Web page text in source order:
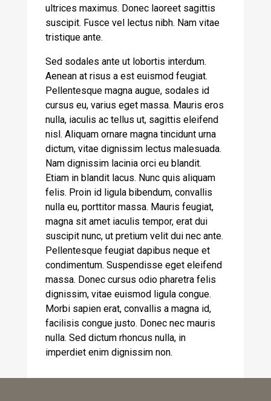
ultrices maximus. Donec laoreet sagittis
suscipit. Fusce vel lectus nibh. Nam vitae
tristique ante.
Sed sodales ante ut lobortis interdum.
Aenean at risus a est euismod feugiat.
Pellentesque magna augue, sodales id
cursus eu, varius eget massa. Mauris eros
nulla, iaculis ac tellus ut, sagittis eleifend
nisl. Aliquam ornare magna tincidunt urna
dictum, vitae dignissim lectus malesuada.
Nam dignissim lacinia orci eu blandit.
Etiam in blandit lacus. Nunc quis aliquam
felis. Proin id ligula bibendum, convallis
nulla eu, porttitor massa. Mauris feugiat,
magna sit amet iaculis tempor, erat dui
suscipit nunc, ut pretium velit dui nec ante.
Pellentesque feugiat dapibus neque et
condimentum. Suspendisse eget eleifend
massa. Donec cursus odio pharetra felis
dignissim, vitae euismod ligula congue.
Morbi sapien erat, convallis a magna id,
facilisis congue justo. Donec nec mauris
nulla. Sed dictum rhoncus nulla, in
imperdiet enim dignissim non.